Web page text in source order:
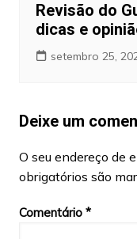
Revisão do
dicas e
setembro 25,
Deixe um
O seu endereço de
obrigatórios são
Comentário *